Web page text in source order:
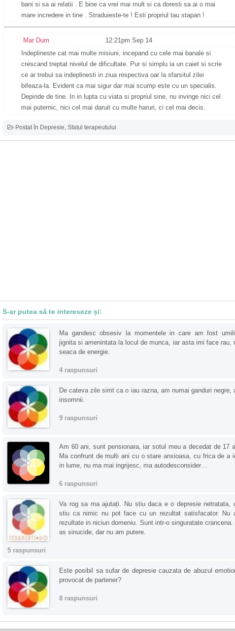
bani si sa ai relatii . E bine ca vrei mai mult si ca doresti sa ai o mai
mare incredere in tine . Straduieste-te ! Esti propriul tau stapan !
Mar Dum
12:21pm Sep 14
Indeplineste cat mai multe misiuni, incepand cu cele mai banale si
crescand treptat nivelul de dificultate. Pur si simplu ia un caiet si scrie
ce ar trebui sa indeplinesti in ziua respectiva oar la sfarsitul zilei
bifeaza-la. Evident ca mai sigur dar mai scump este cu un specialis.
Depinde de tine. In in lupta cu viata si propriul sine, nu invinge nici cel
mai puternic, nici cel mai daruit cu multe haruri, ci cel mai decis.
Postat în Depresie, Sfatul terapeutului
S-ar putea să te intereseze și:
Ma gandesc obsesiv la momentele in care am fost
jignita si amenintata la locul de munca, iar asta imi face rau,
seaca de energie.
4 raspunsuri
De cateva zile simt ca o iau razna, am numai ganduri negre,
insomnii.
9 raspunsuri
Am 60 ani, sunt pensionara, iar sotul meu a decedat de 17
Ma confrunt de multi ani cu o stare anxioasa, cu frica de a
in lume, nu ma mai ingrijesc, ma autodesconsider…
6 raspunsuri
Va rog sa ma ajutați. Nu stiu daca e o depresie netratata,
stiu ca nimic nu pot face cu un rezultat satisfacator. Nu
rezultate in niciun domeniu. Sunt intr-o singuratate crancena.
as sinucide, dar nu am putere.
5 raspunsuri
Este posibil sa sufar de depresie cauzata de abuzul
provocat de partener?
8 raspunsuri